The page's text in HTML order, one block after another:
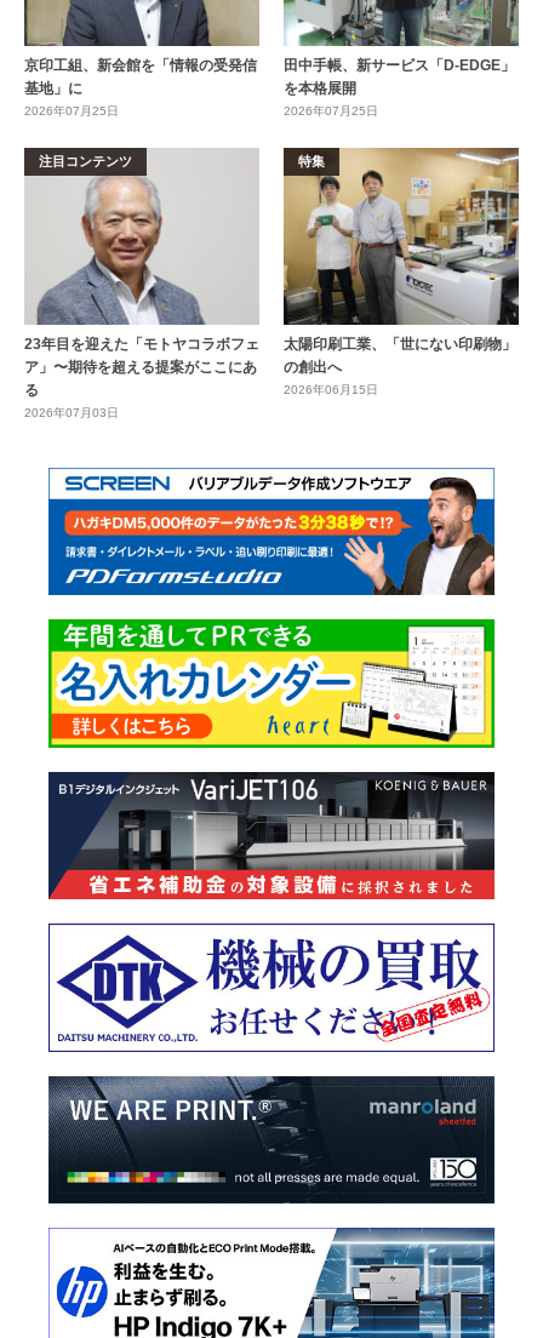
京印工組、新会館を「情報の受発信
基地」に
2026年07月25日
田中手帳、新サービス「D-EDGE」
を本格展開
2026年07月25日
注目コンテンツ
23年目を迎えた「モトヤコラボフェ
ア」〜期待を超える提案がここにあ
る
2026年07月03日
特集
太陽印刷工業、「世にない印刷物」
の創出へ
2026年06月15日